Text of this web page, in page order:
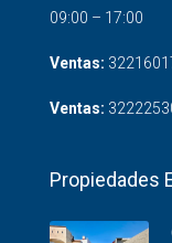
09:00 – 17:00
Ventas:
Ventas:
Propiedades